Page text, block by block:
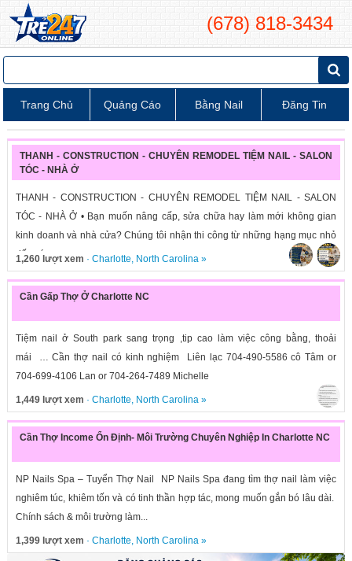
(678) 818-3434
Trang Chủ Quảng Cáo Bằng Nail Đăng Tin
THANH - CONSTRUCTION - CHUYÊN REMODEL TIỆM NAIL - SALON
TÓC - NHÀ Ở
THANH - CONSTRUCTION - CHUYÊN REMODEL TIỆM NAIL - SALON
TÓC - NHÀ Ở • Bạn muốn nâng cấp, sửa chữa hay làm mới không gian
kinh doanh và nhà cửa? Chúng tôi nhận thi công từ những hạng mục nhỏ
đến các...
1,260 lượt xem · Charlotte, North Carolina»
Cần Gấp Thợ Ở Charlotte NC
Tiệm nail ở South park sang trọng ,tip cao làm việc công bằng, thoải
mái … Cần thợ nail có kinh nghiệm Liên lạc 704-490-5586 cô Tâm or
704-699-4106 Lan or 704-264-7489 Michelle
1,449 lượt xem · Charlotte, North Carolina»
Cần Thợ Income Ổn Định- Môi Trường Chuyên Nghiệp In Charlotte NC
NP Nails Spa – Tuyển Thợ Nail NP Nails Spa đang tìm thợ nail làm việc
nghiêm túc, khiêm tốn và có tinh thần hợp tác, mong muốn gắn bó lâu dài.
Chính sách & môi trường làm...
1,399 lượt xem · Charlotte, North Carolina»